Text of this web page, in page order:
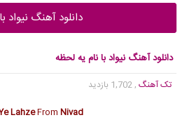
دانلود آهنگ نیواد
دانلود آهنگ نیواد با نام یه لحظه
تک آهنگ , 1,702 بازدید
LahzeFrom Nivad